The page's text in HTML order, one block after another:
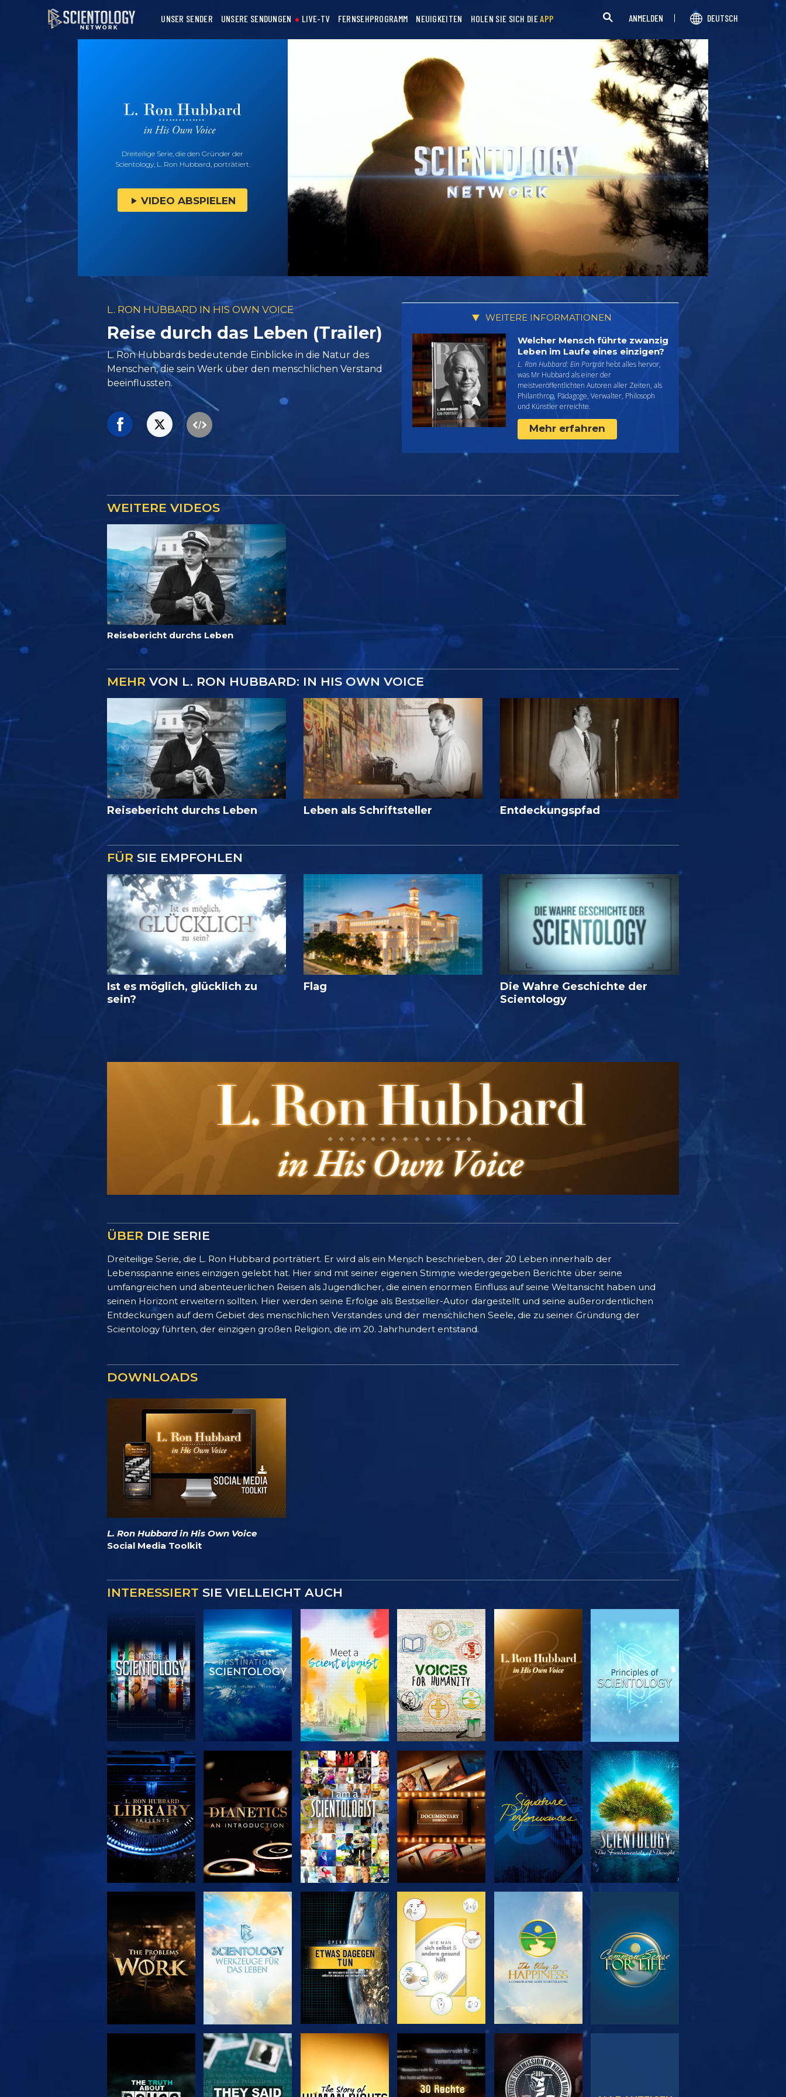
UNSER SENDER UNSERE SENDUNGEN LIVE-TV FERNSEHPROGRAMM NEUIGKEITEN HOLEN SIE SICH DIEAPP ANMELDEN DEUTSCH
Dreiteilige Serie, die den Gründer der
Scientology, L. Ron Hubbard, porträtiert.
VIDEO ABSPIELEN
L. RON HUBBARD IN HIS OWN VOICE
Reise durch das Leben (Trailer)
L. Ron Hubbards bedeutende Einblicke in die Natur des
Menschen, die sein Werk über den menschlichen Verstand
beeinflussten.
WEITERE INFORMATIONEN
Welcher Mensch führte zwanzig
Leben im Laufe eines einzigen?
L. Ron Hubbard: Ein Porträt hebt alles hervor,
was Mr Hubbard als einer der
meistveröffentlichten Autoren aller Zeiten, als
Philanthrop, Pädagoge, Verwalter, Philosoph
und Künstler erreichte.
Mehr erfahren
WEITERE VIDEOS
Reisebericht durchs Leben
MEHR VON L. RON HUBBARD: IN HIS OWN VOICE
Reisebericht durchs Leben Leben als Schriftsteller Entdeckungspfad
FÜR SIE EMPFOHLEN
Ist es möglich, glücklich zu
sein?
Flag
Die Wahre Geschichte der
Scientology
ÜBER DIE SERIE
Dreiteilige Serie, die L. Ron Hubbard porträtiert. Er wird als ein Mensch beschrieben, der 20 Leben innerhalb der
Lebensspanne eines einzigen gelebt hat. Hier sind mit seiner eigenen Stimme wiedergegeben Berichte über seine
umfangreichen und abenteuerlichen Reisen als Jugendlicher, die einen enormen Einfluss auf seine Weltansicht haben und
seinen Horizont erweitern sollten. Hier werden seine Erfolge als Bestseller-Autor dargestellt und seine außerordentlichen
Entdeckungen auf dem Gebiet des menschlichen Verstandes und der menschlichen Seele, die zu seiner Gründung der
Scientology führten, der einzigen großen Religion, die im 20. Jahrhundert entstand.
DOWNLOADS
L. Ron Hubbard in His Own Voice
Social Media Toolkit
INTERESSIERT SIE VIELLEICHT AUCH
SERIE
ENTDECKEN
SERIE
ENTDECKEN
SERIE
ENTDECKEN
SERIE
ENTDECKEN
SERIE
ENTDECKEN
ANSEHEN
SERIE
ENTDECKEN
ANSEHEN
SERIE
ENTDECKEN
SERIE
ENTDECKEN
SERIE
ENTDECKEN
ANSEHEN ANSEHEN ANSEHEN ANSEHEN